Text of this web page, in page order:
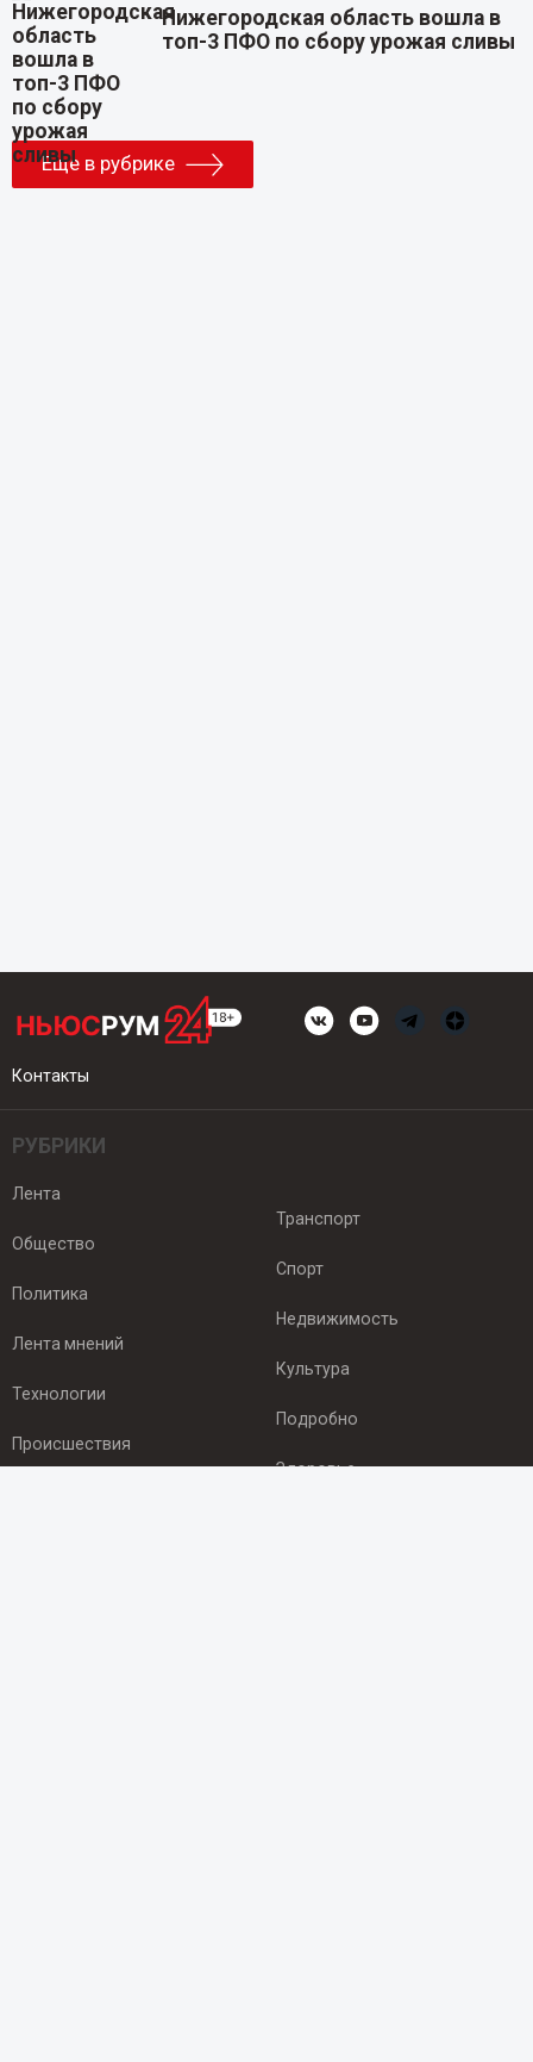
Нижегородская область вошла в
топ-3 ПФО по сбору урожая сливы
Еще в рубрике
Контакты
РУБРИКИ
Лента
Общество
Политика
Лента мнений
Технологии
Происшествия
Транспорт
Спорт
Недвижимость
Культура
Подробно
Здоровье